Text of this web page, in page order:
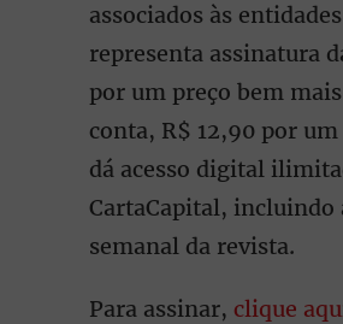
associados às
representa assinatura
por um preço bem
conta, R$ 12,90 por
dá acesso digital
CartaCapital, incluindo
semanal da revista.
Para assinar, clique